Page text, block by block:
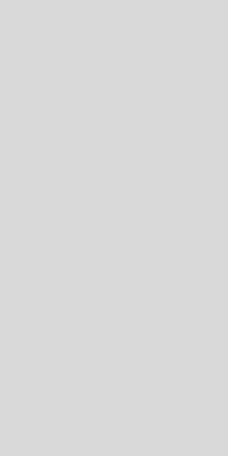
Mental One Psicologia Lança Grupo de
Mulheres no comando: Liderança e
O silêncio que mata: A urgência de